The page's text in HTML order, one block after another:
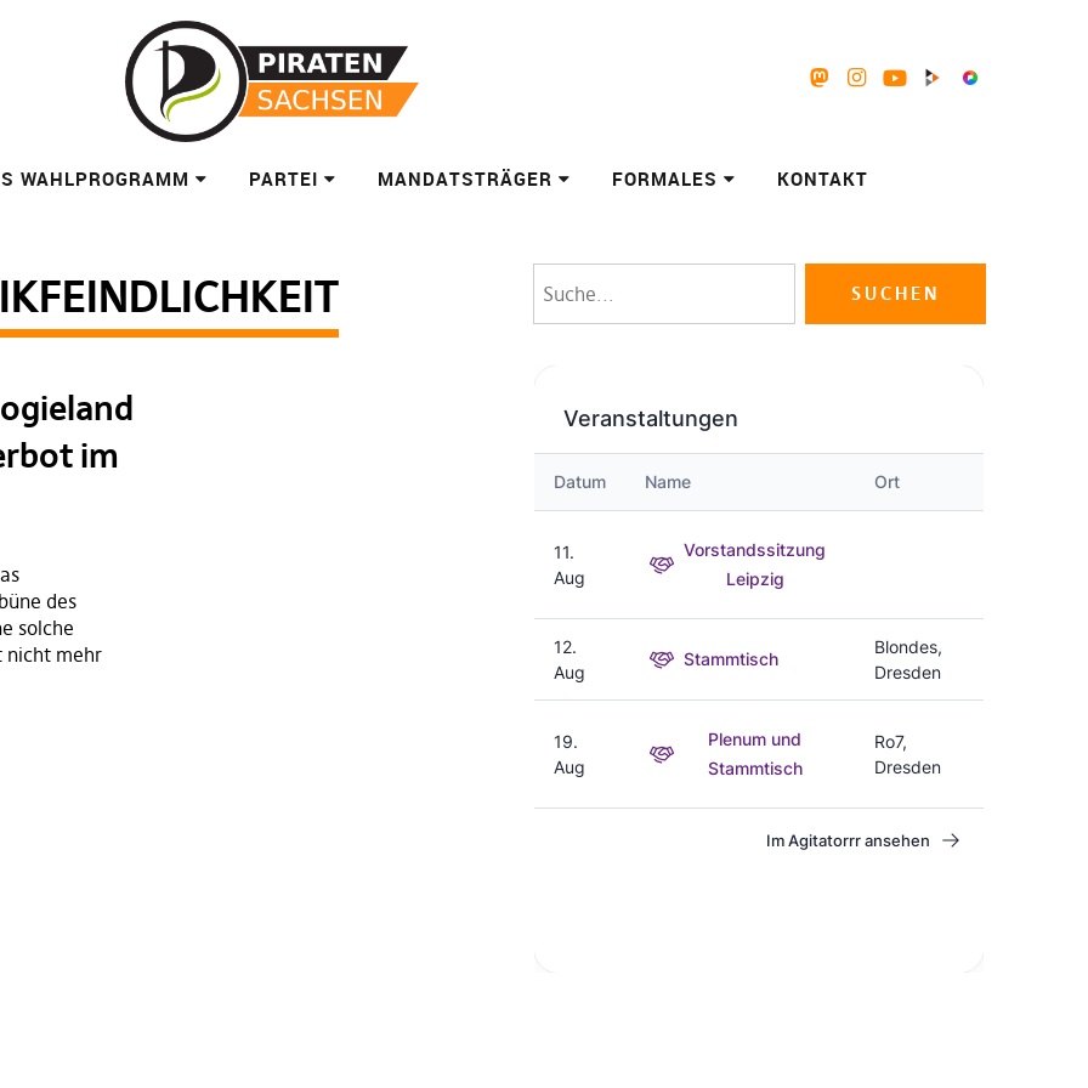
WAHLPROGRAMM PARTEI MANDATSTRÄGER FORMALES KONTAKT
im
des
solche
nicht mehr